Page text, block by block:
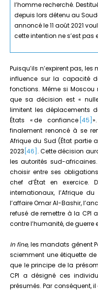
l’homme recherché.
depuis lors détenu au
annoncé le 11 août 2021
cette intention ne s’est pas
Puisqu’ils n’expirent pas,
influence sur la capacité
fonctions. Même si
que sa décision est «
limitent les déplacements
États « de confiance [45]
finalement renoncé à se
Afrique du Sud (État partie
2023 [46] . Cette décision
les autorités sud-
choisir entre ses
chef d’État en exercice.
internationaux, l’Afrique
l’affaire Omar Al-Bashir,
refusé de remettre à la CPI
contre l’humanité, de guerre
In fine, les mandats gênent
sciemment une étiquette de
que le principe de la
CPI a désigné ces
présumés. Par conséquent,